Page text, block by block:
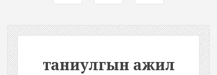
таниулгын ажил